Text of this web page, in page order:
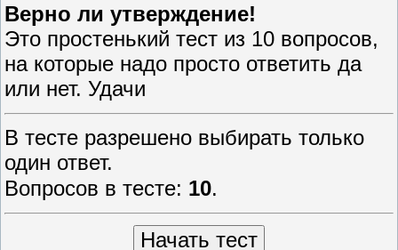
Верно ли утверждение!
Это простенький тест из 10 вопросов,
на которые надо просто ответить да
или нет. Удачи
В тесте разрешено выбирать только
один ответ.
Вопросов в тесте: 10.